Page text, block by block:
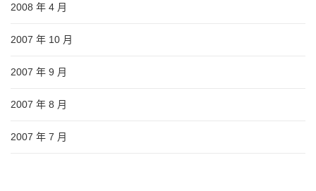
2008 年 4 月
2007 年 10 月
2007 年 9 月
2007 年 8 月
2007 年 7 月